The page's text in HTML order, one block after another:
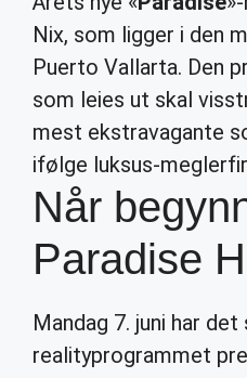
Nix, som ligger i den
Puerto Vallarta. Den
som leies ut skal
mest ekstravagante
ifølge luksus-
Når
Paradise
Mandag 7. juni har
realityprogrammet